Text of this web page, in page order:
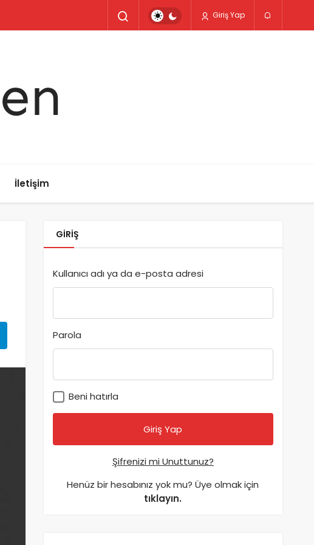
Giriş Yap
İletişim
GIRIŞ
Kullanıcı adı ya da e-posta adresi
Parola
Beni hatırla
Şifrenizi mi Unuttunuz?
Henüz bir hesabınız yok mu? Üye olmak için
tıklayın.